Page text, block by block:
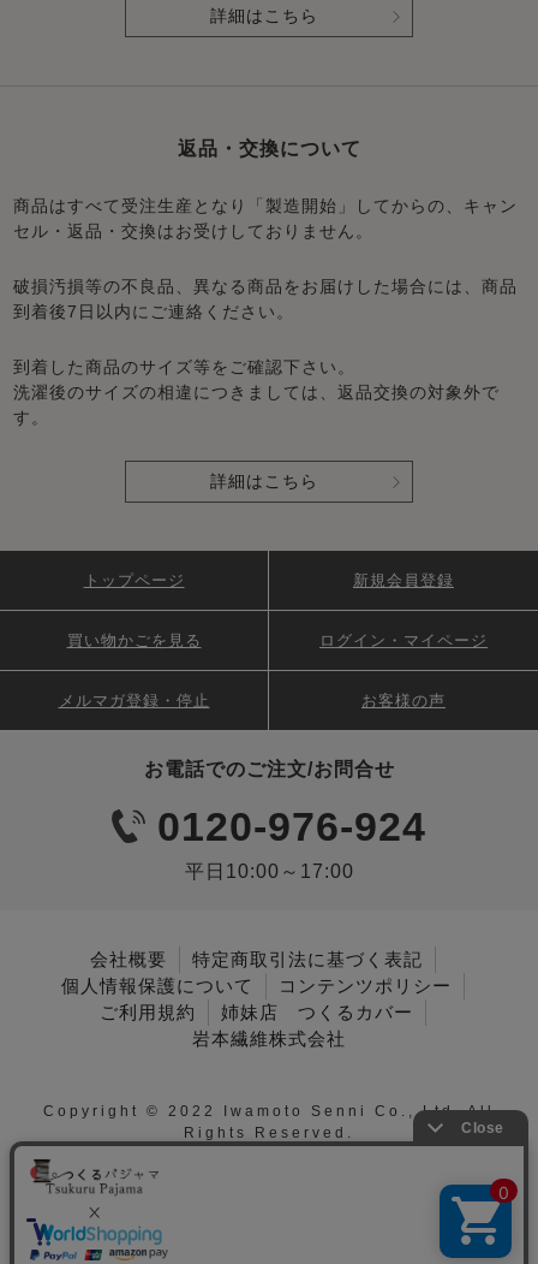
詳細はこちら
返品・交換について
商品はすべて受注生産となり「製造開始」してからの、キャン
セル・返品・交換はお受けしておりません。
破損汚損等の不良品、異なる商品をお届けした場合には、商品
到着後7日以内にご連絡ください。
到着した商品のサイズ等をご確認下さい。
洗濯後のサイズの相違につきましては、返品交換の対象外で
す。
詳細はこちら
お電話でのご注文/お問合せ
0120-976-924
平日10:00～17:00
トップページ 新規会員登録
買い物かごを見る ログイン・マイページ
メルマガ登録・停止 お客様の声
会社概要
特定商取引法に基づく表記
個人情報保護について
コンテンツポリシー
ご利用規約
姉妹店 つくるカバー
岩本繊維株式会社
Copyright © 2022 Iwamoto Senni Co., Ltd. All
Rights Reserved.